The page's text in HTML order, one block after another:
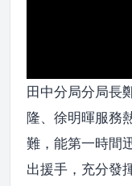
田中分局分局長
隆、徐明暉服務
難，能第一時間
出援手，充分發